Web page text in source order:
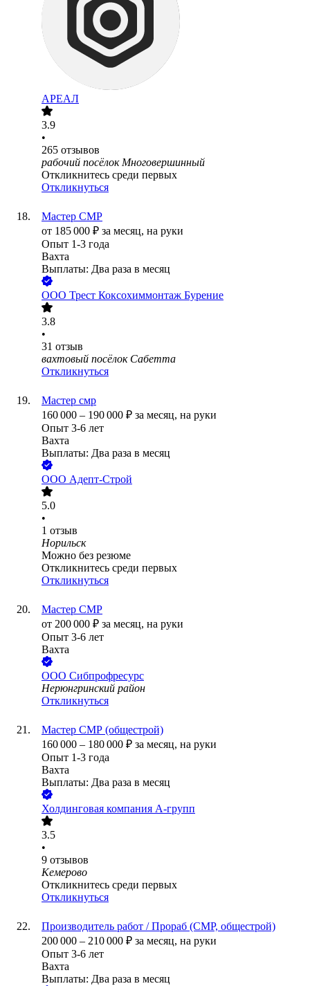
АРЕАЛ
3.9
•
265 отзывов
рабочий посёлок Многовершинный
Откликнитесь среди первых
Откликнуться
Мастер СМР
от 185 000 ₽ за месяц, на руки
Опыт 1-3 года
Вахта
Выплаты: Два раза в месяц
ООО Трест Коксохиммонтаж Бурение
3.8
•
31 отзыв
вахтовый посёлок Сабетта
Откликнуться
Мастер смр
160 000 – 190 000 ₽ за месяц, на руки
Опыт 3-6 лет
Вахта
Выплаты: Два раза в месяц
ООО Адепт-Строй
5.0
•
1 отзыв
Норильск
Можно без резюме
Откликнитесь среди первых
Откликнуться
Мастер СМР
от 200 000 ₽ за месяц, на руки
Опыт 3-6 лет
Вахта
ООО Сибпрофресурс
Нерюнгринский район
Откликнуться
Мастер СМР (общестрой)
160 000 – 180 000 ₽ за месяц, на руки
Опыт 1-3 года
Вахта
Выплаты: Два раза в месяц
Холдинговая компания А-групп
3.5
•
9 отзывов
Кемерово
Откликнитесь среди первых
Откликнуться
Производитель работ / Прораб (СМР, общестрой)
200 000 – 210 000 ₽ за месяц, на руки
Опыт 3-6 лет
Вахта
Выплаты: Два раза в месяц